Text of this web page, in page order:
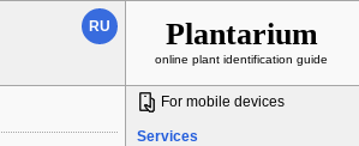
RU Plantarium
online plant identification guide
For mobile devices
Services